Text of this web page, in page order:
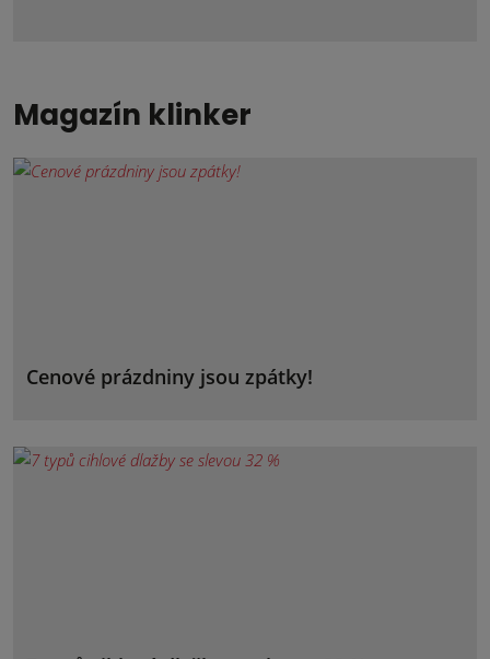
Magazín klinker
Cenové prázdniny jsou zpátky!